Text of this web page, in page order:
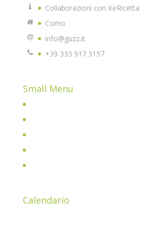
Collaborazioni con KeRicetta
Como
info@guzz.it
+39 333 917 3157
Small Menu
Calendario